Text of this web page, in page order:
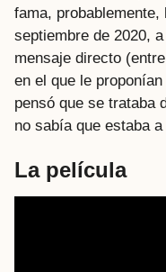
fama,
septiembre de 2020,
mensaje directo
en el que le
pensó que se trataba
no sabía que estaba
La película